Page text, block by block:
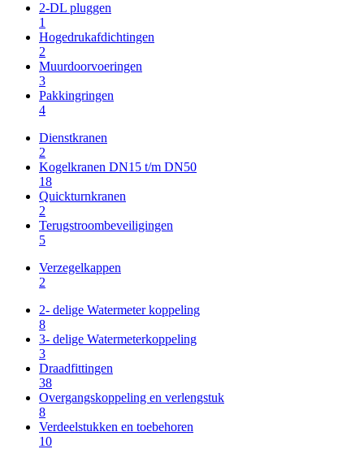
2-DL pluggen
1
Hogedrukafdichtingen
2
Muurdoorvoeringen
3
Pakkingringen
4
Dienstkranen
2
Kogelkranen DN15 t/m DN50
18
Quickturnkranen
2
Terugstroombeveiligingen
5
Verzegelkappen
2
2- delige Watermeter koppeling
8
3- delige Watermeterkoppeling
3
Draadfittingen
38
Overgangskoppeling en verlengstuk
8
Verdeelstukken en toebehoren
10